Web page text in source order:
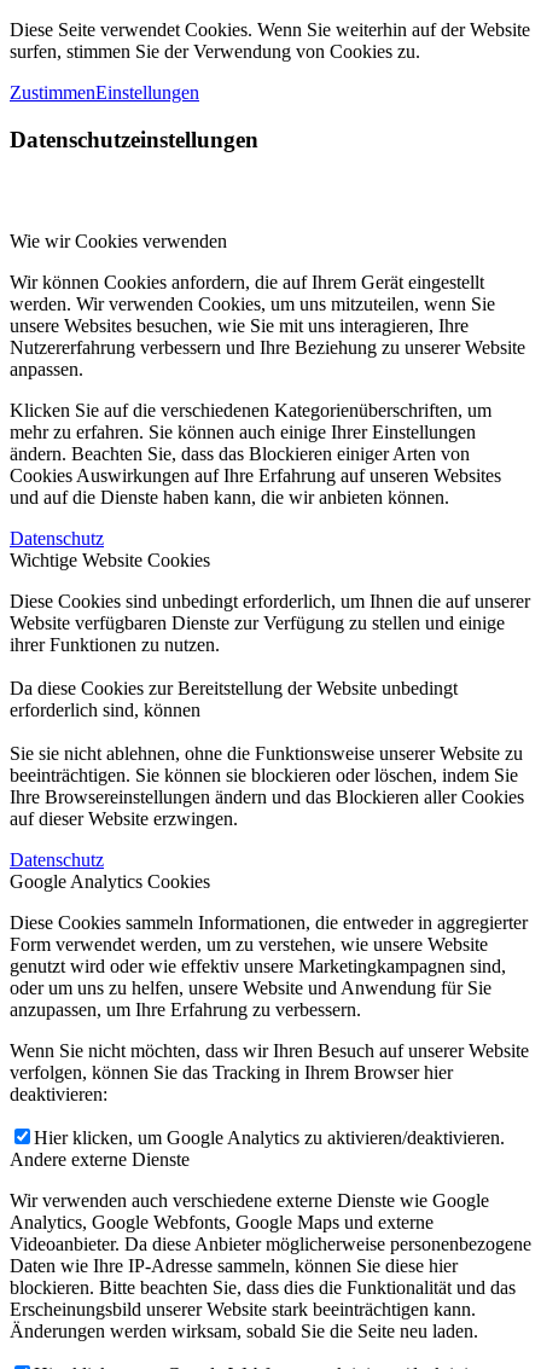
Diese Seite verwendet Cookies. Wenn Sie weiterhin auf der Website
surfen, stimmen Sie der Verwendung von Cookies zu.
ZustimmenEinstellungen
Datenschutzeinstellungen
Wie wir Cookies verwenden
Wir können Cookies anfordern, die auf Ihrem Gerät eingestellt
werden. Wir verwenden Cookies, um uns mitzuteilen, wenn Sie
unsere Websites besuchen, wie Sie mit uns interagieren, Ihre
Nutzererfahrung verbessern und Ihre Beziehung zu unserer Website
anpassen.
Klicken Sie auf die verschiedenen Kategorienüberschriften, um
mehr zu erfahren. Sie können auch einige Ihrer Einstellungen
ändern. Beachten Sie, dass das Blockieren einiger Arten von
Cookies Auswirkungen auf Ihre Erfahrung auf unseren Websites
und auf die Dienste haben kann, die wir anbieten können.
Datenschutz
Wichtige Website Cookies
Diese Cookies sind unbedingt erforderlich, um Ihnen die auf unserer
Website verfügbaren Dienste zur Verfügung zu stellen und einige
ihrer Funktionen zu nutzen.
Da diese Cookies zur Bereitstellung der Website unbedingt
erforderlich sind, können
Sie sie nicht ablehnen, ohne die Funktionsweise unserer Website zu
beeinträchtigen. Sie können sie blockieren oder löschen, indem Sie
Ihre Browsereinstellungen ändern und das Blockieren aller Cookies
auf dieser Website erzwingen.
Datenschutz
Google Analytics Cookies
Diese Cookies sammeln Informationen, die entweder in aggregierter
Form verwendet werden, um zu verstehen, wie unsere Website
genutzt wird oder wie effektiv unsere Marketingkampagnen sind,
oder um uns zu helfen, unsere Website und Anwendung für Sie
anzupassen, um Ihre Erfahrung zu verbessern.
Wenn Sie nicht möchten, dass wir Ihren Besuch auf unserer Website
verfolgen, können Sie das Tracking in Ihrem Browser hier
deaktivieren:
Hier klicken, um Google Analytics zu aktivieren/deaktivieren.
Andere externe Dienste
Wir verwenden auch verschiedene externe Dienste wie Google
Analytics, Google Webfonts, Google Maps und externe
Videoanbieter. Da diese Anbieter möglicherweise personenbezogene
Daten wie Ihre IP-Adresse sammeln, können Sie diese hier
blockieren. Bitte beachten Sie, dass dies die Funktionalität und das
Erscheinungsbild unserer Website stark beeinträchtigen kann.
Änderungen werden wirksam, sobald Sie die Seite neu laden.